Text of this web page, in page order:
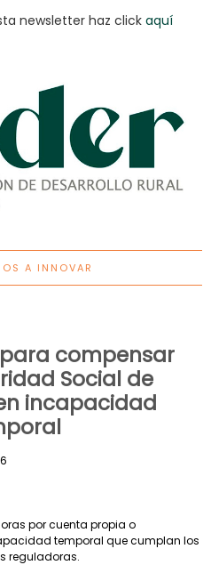
newsletter haz click aquí
A INNOVAR
compensar
Social de
incapacidad
por cuenta propia o
temporal que cumplan los
reguladoras.